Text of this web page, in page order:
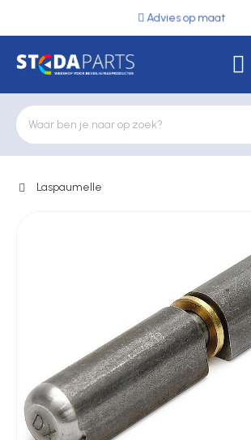
Advies op maat
Deurbeslag
Kluizen
Poortonderdelen
Laspaumelle